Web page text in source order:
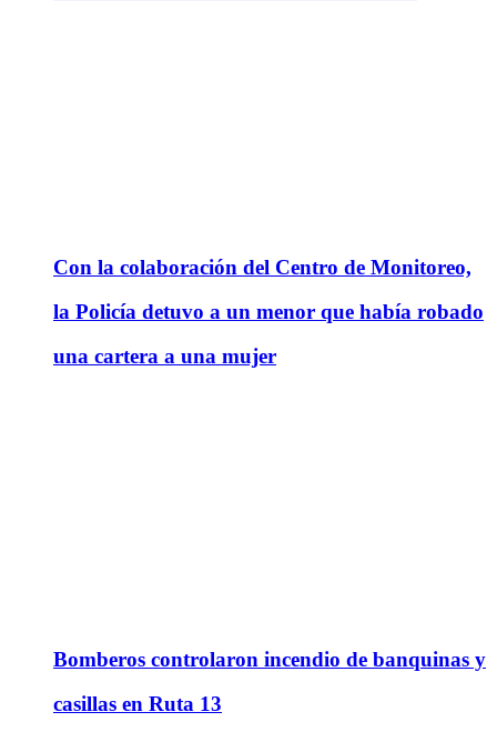
Con la colaboración del Centro de Monitoreo,
la Policía detuvo a un menor que había robado
una cartera a una mujer
Bomberos controlaron incendio de banquinas y
casillas en Ruta 13